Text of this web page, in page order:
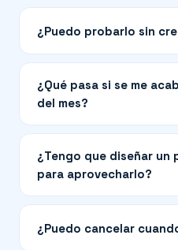
¿Puedo probarlo sin
¿Qué pasa si se me
del mes?
¿Tengo que diseñar
para aprovecharlo?
¿Puedo cancelar